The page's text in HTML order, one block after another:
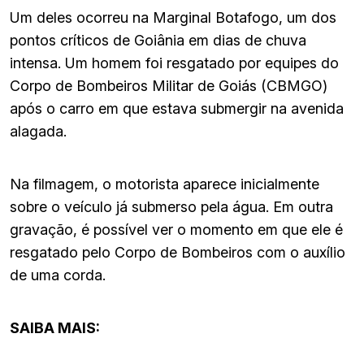
Um deles ocorreu na Marginal Botafogo, um dos
pontos críticos de Goiânia em dias de chuva
intensa. Um homem foi resgatado por equipes do
Corpo de Bombeiros Militar de Goiás (CBMGO)
após o carro em que estava submergir na avenida
alagada.
Na filmagem, o motorista aparece inicialmente
sobre o veículo já submerso pela água. Em outra
gravação, é possível ver o momento em que ele é
resgatado pelo Corpo de Bombeiros com o auxílio
de uma corda.
SAIBA MAIS: